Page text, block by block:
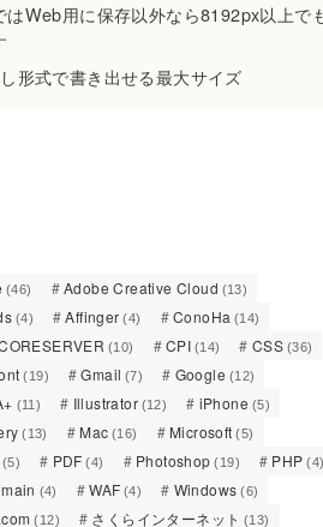
はWeb用に保存以外なら8192px以上で
形式で書き出せる最大サイズ
(46) Adobe Creative Cloud (13)
(4) Affinger (4) ConoHa (14)
(10) CPI (14) CSS (36)
(19) Gmail (7) Google (12)
(11) Illustrator (12) iPhone (5)
(13) Mac (16) Microsoft (5)
(5) PDF (4) Photoshop (19) PHP
(4) WAF (4) Windows (6)
(12) さくらインターネット (13)